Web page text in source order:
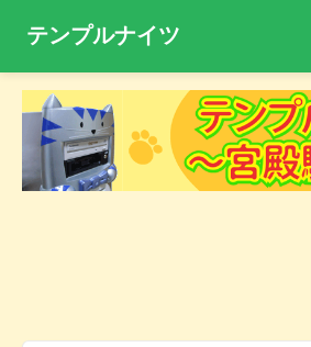
テンプルナイツ